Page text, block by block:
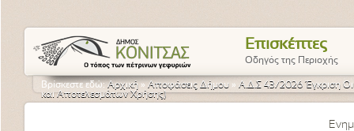
Επισκέπτες
Οδηγός της Περιοχής
Βρίσκεστε εδώ:Αρχική » Αποφάσεις Δήμου » Α.Δ.Σ 43/2026 Έγκριση
και Αποτελεσμάτων Χρήσης)